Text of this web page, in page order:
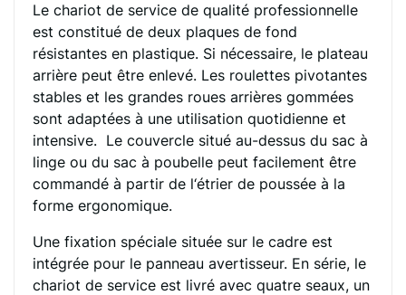
Le chariot de service de qualité professionnelle
est constitué de deux plaques de fond
résistantes en plastique. Si nécessaire, le plateau
arrière peut être enlevé. Les roulettes pivotantes
stables et les grandes roues arrières gommées
sont adaptées à une utilisation quotidienne et
intensive. Le couvercle situé au-dessus du sac à
linge ou du sac à poubelle peut facilement être
commandé à partir de l‘étrier de poussée à la
forme ergonomique.
Une fixation spéciale située sur le cadre est
intégrée pour le panneau avertisseur. En série, le
chariot de service est livré avec quatre seaux, un